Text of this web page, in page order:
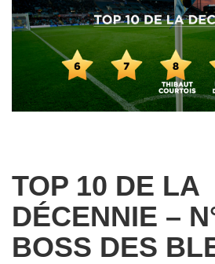
TOP 10 DE LA
DÉCENNIE –
BOSS DES